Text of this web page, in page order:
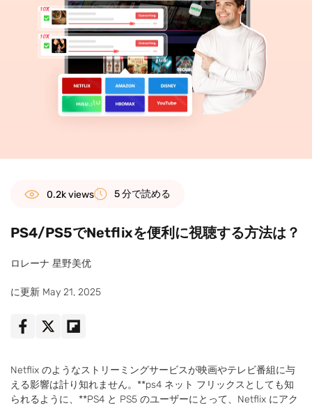
0.2k views 5 分で読める
PS4/PS5でNetflixを便利に視聴する方法は？
ロレーナ 星野美优
に更新 May 21, 2025
Netflix のようなストリーミングサービスが映画やテレビ番組に与
える影響は計り知れません。**ps4 ネット フリックスとしても知
られるように、**PS4 と PS5 のユーザーにとって、Netflix にアク